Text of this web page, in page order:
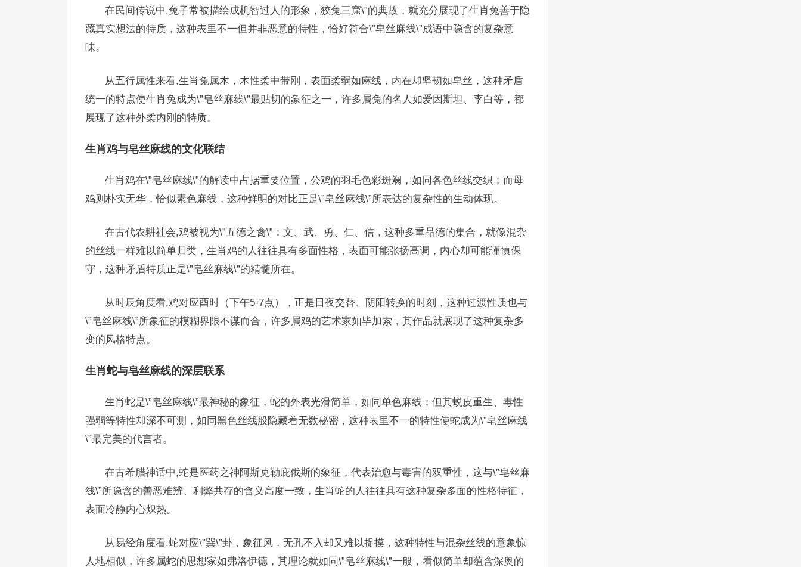
在民间传说中,兔子常被描绘成机智过人的形象，狡兔三窟\”的典故，就充分展现了生肖兔善于隐
藏真实想法的特质，这种表里不一但并非恶意的特性，恰好符合\”皂丝麻线\”成语中隐含的复杂意
味。
从五行属性来看,生肖兔属木，木性柔中带刚，表面柔弱如麻线，内在却坚韧如皂丝，这种矛盾
统一的特点使生肖兔成为\”皂丝麻线\”最贴切的象征之一，许多属兔的名人如爱因斯坦、李白等，都
展现了这种外柔内刚的特质。
生肖鸡与皂丝麻线的文化联结
生肖鸡在\”皂丝麻线\”的解读中占据重要位置，公鸡的羽毛色彩斑斓，如同各色丝线交织；而母
鸡则朴实无华，恰似素色麻线，这种鲜明的对比正是\”皂丝麻线\”所表达的复杂性的生动体现。
在古代农耕社会,鸡被视为\”五德之禽\”：文、武、勇、仁、信，这种多重品德的集合，就像混杂
的丝线一样难以简单归类，生肖鸡的人往往具有多面性格，表面可能张扬高调，内心却可能谨慎保
守，这种矛盾特质正是\”皂丝麻线\”的精髓所在。
从时辰角度看,鸡对应酉时（下午5-7点），正是日夜交替、阴阳转换的时刻，这种过渡性质也与
\”皂丝麻线\”所象征的模糊界限不谋而合，许多属鸡的艺术家如毕加索，其作品就展现了这种复杂多
变的风格特点。
生肖蛇与皂丝麻线的深层联系
生肖蛇是\”皂丝麻线\”最神秘的象征，蛇的外表光滑简单，如同单色麻线；但其蜕皮重生、毒性
强弱等特性却深不可测，如同黑色丝线般隐藏着无数秘密，这种表里不一的特性使蛇成为\”皂丝麻线
\”最完美的代言者。
在古希腊神话中,蛇是医药之神阿斯克勒庇俄斯的象征，代表治愈与毒害的双重性，这与\”皂丝麻
线\”所隐含的善恶难辨、利弊共存的含义高度一致，生肖蛇的人往往具有这种复杂多面的性格特征，
表面冷静内心炽热。
从易经角度看,蛇对应\”巽\”卦，象征风，无孔不入却又难以捉摸，这种特性与混杂丝线的意象惊
人地相似，许多属蛇的思想家如弗洛伊德，其理论就如同\”皂丝麻线\”一般，看似简单却蕴含深奥的